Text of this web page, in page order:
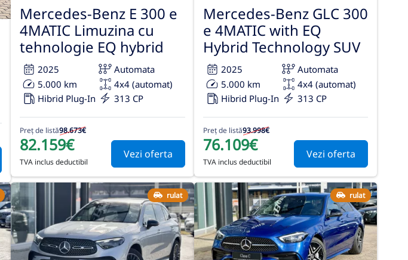
Mercedes-Benz E 300 e
4MATIC Limuzina cu
tehnologie EQ hybrid
2025
Automata
5.000 km
4x4 (automat)
Hibrid Plug-In
313 CP
Preț de listă98.673€
82.159€
TVA inclus deductibil
Vezi oferta
Mercedes-Benz GLC 300
e 4MATIC with EQ
Hybrid Technology SUV
2025
Automata
5.000 km
4x4 (automat)
Hibrid Plug-In
313 CP
Preț de listă93.998€
76.109€
TVA inclus deductibil
Vezi oferta
rulat rulat